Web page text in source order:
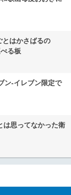
とはかさばるの
る板
‐イレブン限定で
思ってなかった衛